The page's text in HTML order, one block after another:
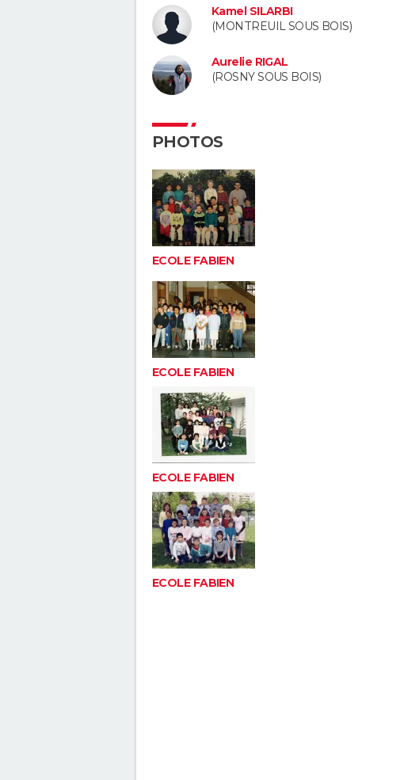
Kamel SILARBI
(MONTREUIL SOUS BOIS)
Aurelie RIGAL
(ROSNY SOUS BOIS)
PHOTOS
ECOLE FABIEN
ECOLE FABIEN
ECOLE FABIEN
ECOLE FABIEN